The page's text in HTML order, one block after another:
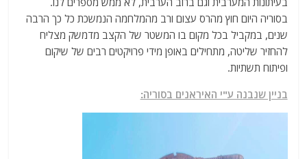
בסוריה היום חוץ מהרס עצום ורב מהמלחמה הנמשכת כל כך הרבה
שנים, במקביל בכל מקום בו המשטר של הקצב מדמשק מצליח
להחזיר שליטה, מתחילים באופן מידי פרויקטים רבים של שיקום
ופיתוח תשתיות.
בניין שנבנה ע"י האיראנים בסוריה: